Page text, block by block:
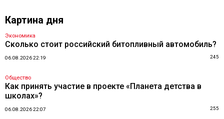
Картина дня
Экономика
Сколько стоит российский битопливный автомобиль?
06.08.2026 22:19 245
Общество
Как принять участие в проекте «Планета детства в
школах»?
06.08.2026 22:07 255